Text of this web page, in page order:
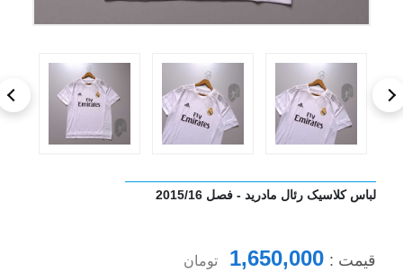
لباس کلاسیک رئال مادرید - فصل 2015/16
قیمت : 1,650,000 تومان